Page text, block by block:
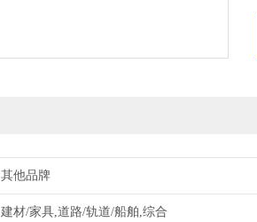
其他品牌
建材/家具,道路/轨道/船舶,综合